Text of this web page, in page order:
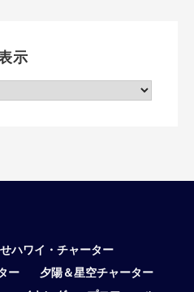
示
ハワイ・チャーター
ー
夕陽＆星空チャーター